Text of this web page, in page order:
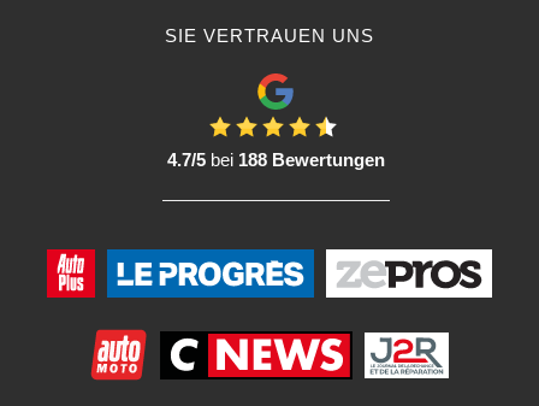
SIE VERTRAUEN UNS
4.7/5bei 188 Bewertungen